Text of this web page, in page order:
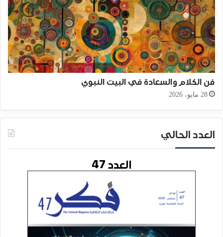
فن الكلام والسعادة في البيت النبوي
28 مايو، 2026
العدد الحالي
العدد 47